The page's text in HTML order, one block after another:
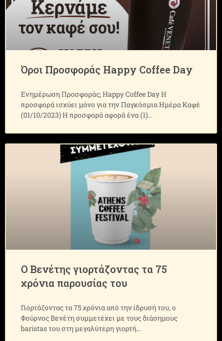
Όροι Προσφοράς Happy Coffee Day
Ενημέρωση Προσφοράς; Happy Coffee Day Η
προσφορά ισχύει μόνο για την Παγκόσμια Ημέρα Καφέ
(01/10/2023) Η προσφορά αφορά ένα (1)
Ο Βενέτης γιορτάζοντας τα 75
χρόνια παρουσίας του
Γιορτάζοντας τα 75 χρόνια από την ίδρυσή του, ο
Φούρνος Βενέτη συμμετέχει με τους διάσημους
baristas του στη μεγαλύτερη γιορτή